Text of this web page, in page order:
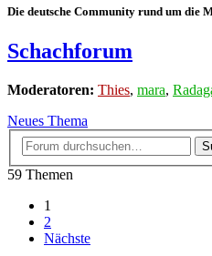
Die deutsche Community rund um die
Schachforum
Moderatoren: Thies, mara,
Neues Thema
59 Themen
1
2
Nächste